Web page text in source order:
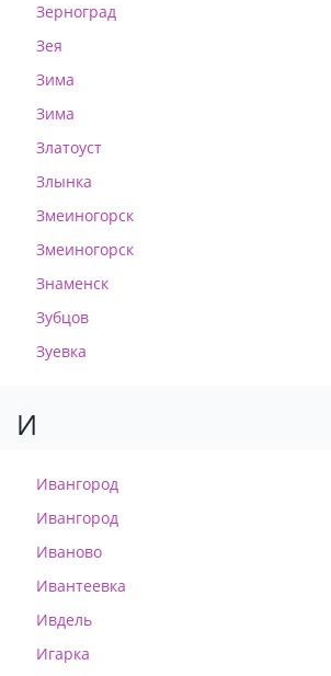
Зерноград
Зея
Зима
Зима
Златоуст
Злынка
Змеиногорск
Змеиногорск
Знаменск
Зубцов
Зуевка
И
Ивангород
Ивангород
Иваново
Ивантеевка
Ивдель
Игарка